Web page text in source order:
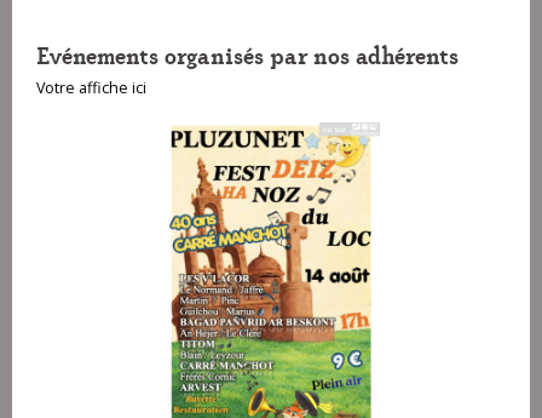
Evénements organisés par nos adhérents
Votre affiche ici